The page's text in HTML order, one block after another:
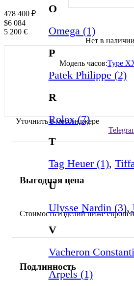
O
Omega (1)
P
Patek Philippe (2)
R
Rolex (7)
T
Tag Heuer (1),
U
Ulysse Nardin (3),
V
Vacheron
Arpels (1)
478 400 ₽
$6 084
5 200 €
Нет в наличии
Модель часов:Type
Уточнить в мессенджере
Выгодная цена
Стоимость изделий ниже
Подлинность